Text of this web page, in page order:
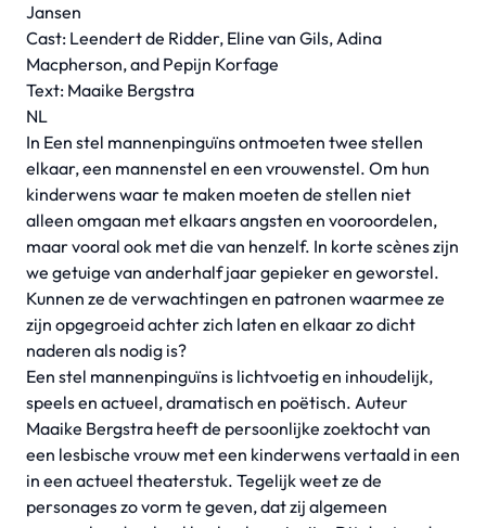
Jansen
Cast: Leendert de Ridder, Eline van Gils, Adina
Macpherson, and Pepijn Korfage
Text: Maaike Bergstra
NL
In Een stel mannenpinguïns ontmoeten twee stellen
elkaar, een mannenstel en een vrouwenstel. Om hun
kinderwens waar te maken moeten de stellen niet
alleen omgaan met elkaars angsten en vooroordelen,
maar vooral ook met die van henzelf. In korte scènes zijn
we getuige van anderhalf jaar gepieker en geworstel.
Kunnen ze de verwachtingen en patronen waarmee ze
zijn opgegroeid achter zich laten en elkaar zo dicht
naderen als nodig is?
Een stel mannenpinguïns is lichtvoetig en inhoudelijk,
speels en actueel, dramatisch en poëtisch. Auteur
Maaike Bergstra heeft de persoonlijke zoektocht van
een lesbische vrouw met een kinderwens vertaald in een
in een actueel theaterstuk. Tegelijk weet ze de
personages zo vorm te geven, dat zij algemeen